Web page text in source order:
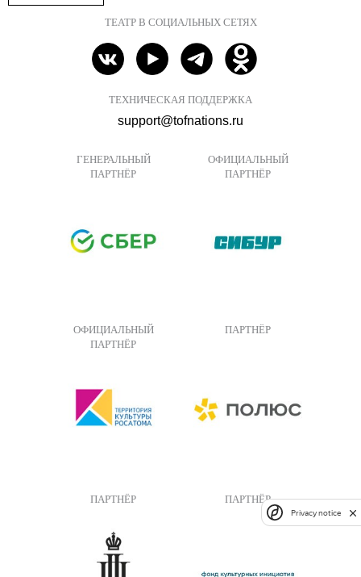
ТЕАТР В СОЦИАЛЬНЫХ СЕТЯХ
ТЕХНИЧЕСКАЯ ПОДДЕРЖКА
support@tofnations.ru
ГЕНЕРАЛЬНЫЙ
ПАРТНЁР
ОФИЦИАЛЬНЫЙ
ПАРТНЁР
ОФИЦИАЛЬНЫЙ
ПАРТНЁР
ПАРТНЁР
ПАРТНЁР ПАРТНЁР
Privacy notice